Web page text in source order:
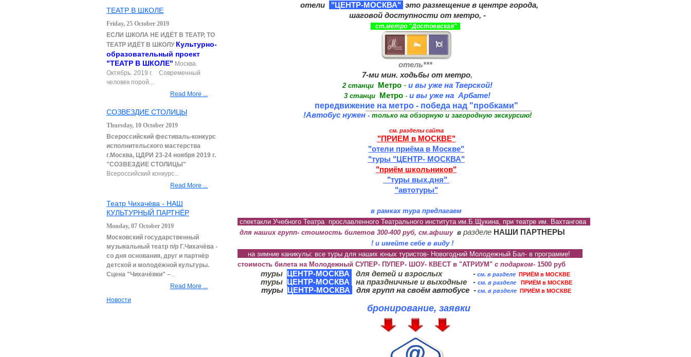
отели
"ЦЕНТР-МОСКВА" это размещение в центре города,
шаговой доступности от метро, -
ст.метро "Достоевская"
отель***
7-ми мин. ходьбы от метро,
2 станци Метро- и вы уже на Тверской!
3 станци Метро - и вы уже на Арбате!
передвижение на метро - победа над "пробками"
!Автобус нужен- только на обзорную и загородную экскурсию!
см. разделы сайта
"ПРИЕМ в МОСКВЕ"
"отели приёма в Москве"
"туры "ЦЕНТР- МОСКВА"
"приём школьников"
"туры вых.дня"
"автотуры"
в рамках тура предлагаем
спектакли Учебного Театра прославленного Театрального института им.Б.Щукина, при театре им. Вахтангова
для наших групп- стоимость билетов 300-400 руб, см.афишу в разделе НАШИ ПАРТНЕРЫ
! и имейте себе в виду !
на зимние каникулы: все туры для наших юных туристов- Новогодний Молодежный Бал- в программе!
стоимость билета на Молодежный СУПЕР- ПУПЕР- ШОУ- КВЕСТ в "АТРИУМ" с подарком- 1500 руб
туры ЦЕНТР-МОСКВА для детей и взрослых - см. в разделе ПРИЁМ в МОСКВЕ
туры ЦЕНТР-МОСКВА на праздничные и выходные - см. в разделе ПРИЁМ в МОСКВЕ
туры ЦЕНТР-МОСКВА для групп на своём автобусе - см. в рвзделе ПРИЁМ в МОСКВЕ
бронирование, заявки
ТЕАТР В ШКОЛЕ
Friday, 25 October 2019
ЕСЛИ ШКОЛА НЕ ИДЁТ В ТЕАТР, ТО
ТЕАТР ИДЁТ В ШКОЛУ Культурно-
образовательный проект
"ТЕАТР В ШКОЛЕ" Москва.
Октябрь. 2019 г. Современный
человек порой...
Read More ...
СОЗВЕЗДИЕ СТОЛИЦЫ
Thursday, 10 October 2019
Всеросс­­ийский фестиваль-конкурс
исполнительского мастерства
г.Москва, ЦДРИ 23-24 ноября 2019 г.
"СОЗВЕЗДИЕ СТОЛИЦЫ"
Всероссийский конкурс...
Read More ...
Театр Чихачёва - НАШ
КУЛЬТУРНЫЙ ПАРТНЁР
Monday, 07 October 2019
Московский государственный
музыкальный театр п/р Г.Чихачёва -
со дня основания, друг и партнёр
детской и молодёжной культуры.
Сцена "Чихачёвки" –...
Read More ...
Новости